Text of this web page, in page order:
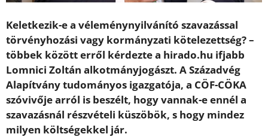
Keletkezik-e a véleménynyilvánító szavazással
törvényhozási vagy kormányzati kötelezettség? –
többek között erről kérdezte a hirado.hu ifjabb
Lomnici Zoltán alkotmányjogászt. A Századvég
Alapítvány tudományos igazgatója, a CÖF-CÖKA
szóvivője arról is beszélt, hogy vannak-e ennél a
szavazásnál részvételi küszöbök, s hogy mindez
milyen költségekkel jár.